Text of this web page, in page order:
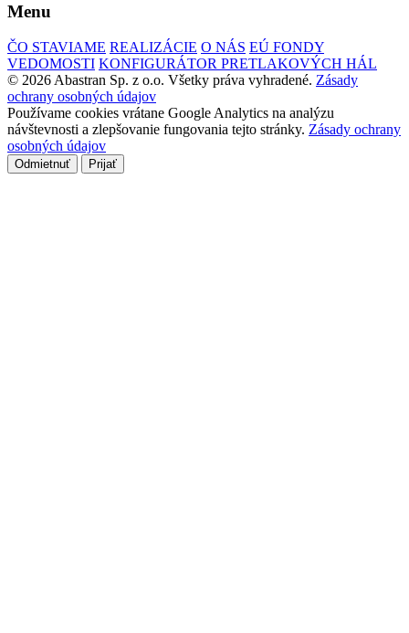
Menu
ČO STAVIAME REALIZÁCIE O NÁS EÚ FONDY
VEDOMOSTI KONFIGURÁTOR PRETLAKOVÝCH HÁL
© 2026 Abastran Sp. z o.o. Všetky práva vyhradené. Zásady
ochrany osobných údajov
Používame cookies vrátane Google Analytics na analýzu
návštevnosti a zlepšovanie fungovania tejto stránky. Zásady ochrany
osobných údajov
Odmietnuť Prijať